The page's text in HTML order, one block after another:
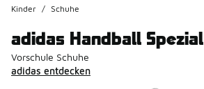
Kinder / Schuhe
adidas Handball Spezial
Vorschule Schuhe
adidas entdecken